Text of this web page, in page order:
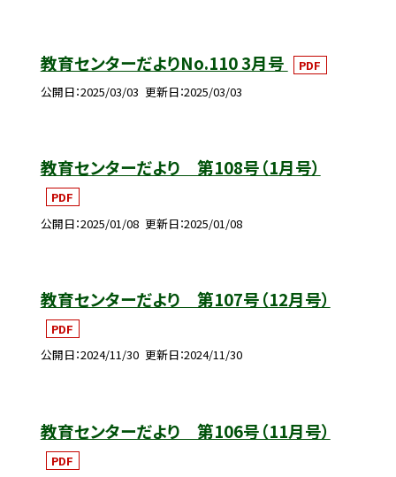
教育センターだよりNo.110 3月号
PDF
公開日 2025/03/03 更新日 2025/03/03
教育センターだより 第108号（1月号）
PDF
公開日 2025/01/08 更新日 2025/01/08
教育センターだより 第107号（12月号）
PDF
公開日 2024/11/30 更新日 2024/11/30
教育センターだより 第106号（11月号）
PDF